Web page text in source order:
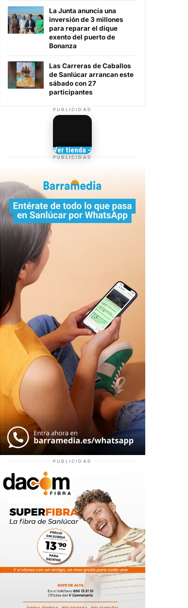
La Junta anuncia una
inversión de 3 millones
para reparar el dique
exento del puerto de
Bonanza
Las Carreras de Caballos
de Sanlúcar arrancan este
sábado con 27
participantes
PUBLICIDAD
TIENDA DE
Camisetas de Sanlúcar
Ver tienda →
PUBLICIDAD
PUBLICIDAD